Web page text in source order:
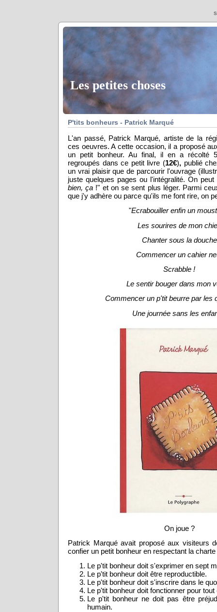
Les petites choses
P'tits bonheurs - Patrick Marqué
L'an passé, Patrick Marqué, artiste de la
ces oeuvres. A cette occasion, il a proposé
un petit bonheur. Au final, il en a récolté
regroupés dans ce petit livre (12€), publié
un vrai plaisir que de parcourir l'ouvrage
juste quelques pages ou l'intégralité. On
bien, ça !" et on se sent plus léger. Parmi
que j'y adhère ou parce qu'ils me font rire, on
"Ecrabouiller enfin un
Les sourires de mon
Chanter sous la douche
Commencer un cahier
Scrabble !
Le sentir bouger dans mon
Commencer un p'tit beurre par les
Une journée sans les
On joue ?
Patrick Marqué avait proposé aux visiteurs
confier un petit bonheur en respectant la
Le p'tit bonheur doit s'exprimer en sept
Le p'tit bonheur doit être reproductible.
Le p'tit bonheur doit s'inscrire dans le
Le p'tit bonheur doit fonctionner pour
Le p'tit bonheur ne doit pas être
humain.